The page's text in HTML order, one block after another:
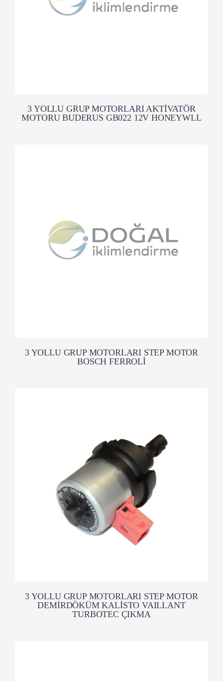
3 YOLLU GRUP MOTORLARI AKTİVATÖR
MOTORU BUDERUS GB022 12V HONEYWLL
3 YOLLU GRUP MOTORLARI STEP MOTOR
BOSCH FERROLİ
3 YOLLU GRUP MOTORLARI STEP MOTOR
DEMİRDÖKÜM KALİSTO VAILLANT
TURBOTEC ÇIKMA